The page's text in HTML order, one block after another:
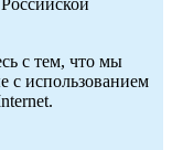
с тем, что мы
с использованием